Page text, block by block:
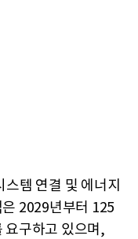
템 연결 및 에너지
2029년부터 125
요구하고 있으며,